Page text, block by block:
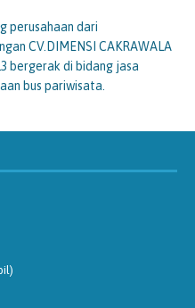
perusahaan dari
CV.DIMENSI CAKRAWALA
bergerak di bidang jasa
bus pariwisata.